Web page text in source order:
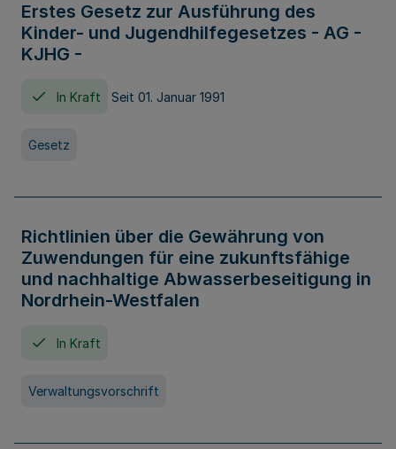
Erstes Gesetz zur Ausführung des
Kinder- und Jugendhilfegesetzes - AG -
KJHG -
In Kraft Seit 01. Januar 1991
Gesetz
Richtlinien über die Gewährung von
Zuwendungen für eine zukunftsfähige
und nachhaltige Abwasserbeseitigung in
Nordrhein-Westfalen
In Kraft
Verwaltungsvorschrift